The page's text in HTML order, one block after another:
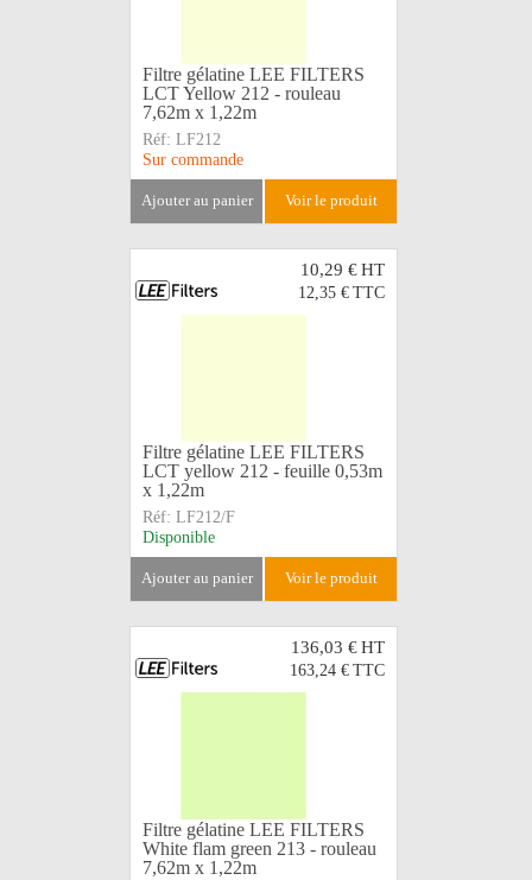
Filtre gélatine LEE FILTERS
LCT Yellow 212 - rouleau
7,62m x 1,22m
Réf: LF212
Sur commande
ajouter au panier voir le produit
10,29 €HT
12,35 € TTC
Filtre gélatine LEE FILTERS
LCT yellow 212 - feuille 0,53m
x 1,22m
Réf: LF212/F
Disponible
ajouter au panier voir le produit
136,03 €HT
163,24 € TTC
Filtre gélatine LEE FILTERS
White flam green 213 - rouleau
7,62m x 1,22m